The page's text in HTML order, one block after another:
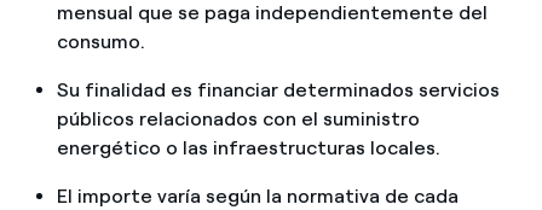
mensual que se paga independientemente del
consumo.
Su finalidad es financiar determinados servicios
públicos relacionados con el suministro
energético o las infraestructuras locales.
El importe varía según la normativa de cada